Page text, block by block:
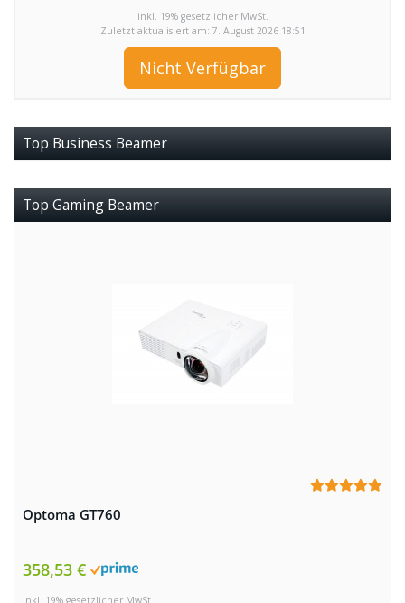
inkl. 19% gesetzlicher MwSt.
Zuletzt aktualisiert am: 7. August 2026 18:51
Nicht Verfügbar
Top Business Beamer
Top Gaming Beamer
Optoma GT760
358,53 €